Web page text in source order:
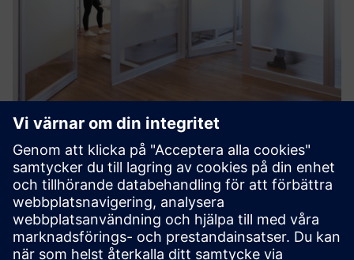
Wobatech Partition Walls
High sound insulation requirements and the demarcation
of protected areas require variable partition walls. Thanks
to the modular design, modifications and extensions,
including integration into the ceiling grid, are
systematicall...